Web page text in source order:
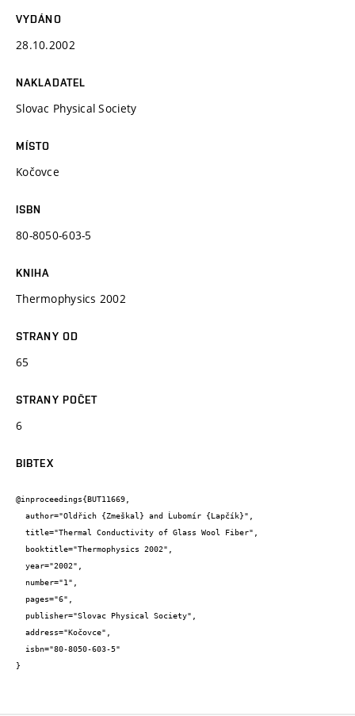
VYDÁNO
28.10.2002
NAKLADATEL
Slovac Physical Society
MÍSTO
Kočovce
ISBN
80-8050-603-5
KNIHA
Thermophysics 2002
STRANY OD
65
STRANY POČET
6
BIBTEX
@inproceedings{BUT11669,
}